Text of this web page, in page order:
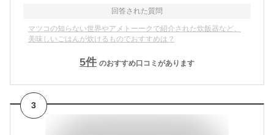
回答された質問
マツコの知らない世界やアメトーークで紹介された炊飯器など、
美味しいごはんが炊けるものでおすすめは？
5件 のおすすめ口コミがあります
3